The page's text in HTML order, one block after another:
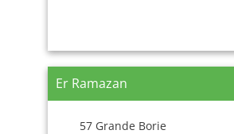
Er Ramazan
57 Grande Borie